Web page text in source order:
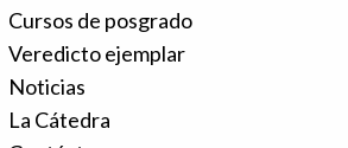
Cursos de posgrado
Veredicto ejemplar
Noticias
La Cátedra